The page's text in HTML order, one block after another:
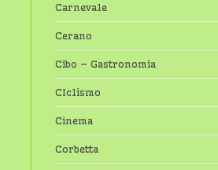
Carnevale
Cerano
Cibo – Gastronomia
CIclismo
Cinema
Corbetta